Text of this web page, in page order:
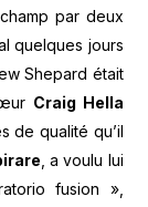
par deux
quelques jours
Shepard était
Craig Hella
de qualité qu’il
, a voulu lui
fusion »,